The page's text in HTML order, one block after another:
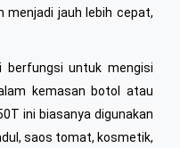
menjadi jauh lebih cepat,
berfungsi untuk mengisi
kemasan botol atau
ini biasanya digunakan
saos tomat, kosmetik,